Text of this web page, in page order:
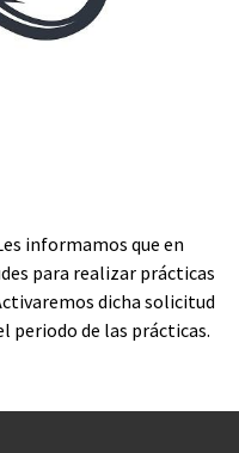
informamos que en
para realizar prácticas
dicha solicitud
periodo de las prácticas.